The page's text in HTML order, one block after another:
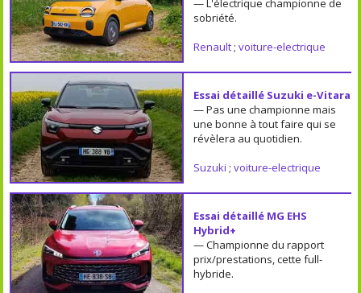
— L'électrique championne de
sobriété.
Renault; voiture-electrique
Essai détaillé Suzuki e-Vitara
— Pas une championne mais
une bonne à tout faire qui se
révèlera au quotidien.
Suzuki ; voiture-electrique
Essai détaillé MG EHS
Hybrid+
— Championne du rapport
prix/prestations, cette full-
hybride.